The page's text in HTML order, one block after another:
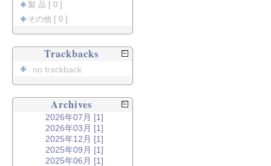
製 品 [ 0 ]
その他 [ 0 ]
Trackbacks
no trackback
Archives
2026年07月 [1]
2026年03月 [1]
2025年12月 [1]
2025年09月 [1]
2025年06月 [1]